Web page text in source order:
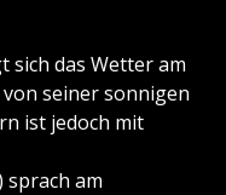
sich das Wetter am
seiner sonnigen
ist jedoch mit
am